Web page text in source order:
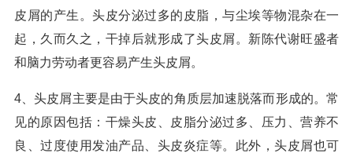
皮屑的产生。头皮分泌过多的皮脂，与尘埃等物混杂在一
起，久而久之，干掉后就形成了头皮屑。新陈代谢旺盛者
和脑力劳动者更容易产生头皮屑。
4、头皮屑主要是由于头皮的角质层加速脱落而形成的。常
见的原因包括：干燥头皮、皮脂分泌过多、压力、营养不
良、过度使用发油产品、头皮炎症等。此外，头皮屑也可